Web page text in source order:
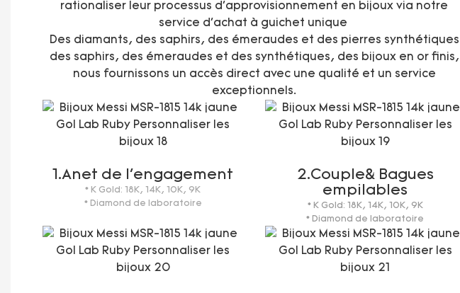
rationaliser leur processus d'approvisionnement en bijoux via notre
service d'achat à guichet unique
Des diamants, des saphirs, des émeraudes et des pierres synthétiques
des saphirs, des émeraudes et des synthétiques, des bijoux en or finis,
nous fournissons un accès direct avec une qualité et un service
exceptionnels.
1.Anet de l'engagement
* K Gold: 18K, 14K, 10K, 9K
* Diamond de laboratoire
2.Couple& Bagues
empilables
* K Gold: 18K, 14K, 10K, 9K
* Diamond de laboratoire